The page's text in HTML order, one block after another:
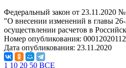
Федеральный закон от 23.11.2020
"О внесении изменений в главы
осуществлении расчетов в
Номер опубликования:
Дата опубликования: 23.11.2020
1 10 20 50 ВСЕ